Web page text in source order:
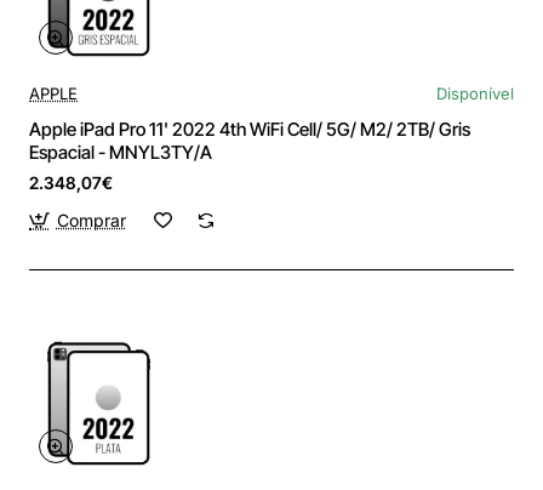
APPLE Disponível
Apple iPad Pro 11' 2022 4th WiFi Cell/ 5G/ M2/ 2TB/ Gris
Espacial - MNYL3TY/A
2.348,07€
Comprar